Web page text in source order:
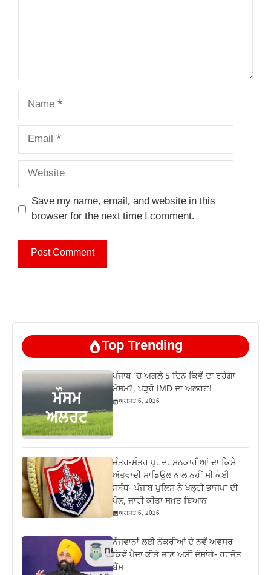
Name
Email
Website
Save my name, email, and website in this
browser for the next time I comment.
Top Trending
ਪੰਜਾਬ ‘ਚ ਅਗਲੇ 5 ਦਿਨ ਕਿਵੇਂ ਦਾ ਰਹੇਗਾ
ਮੌਸਮ?, ਪੜ੍ਹੋ IMD ਦਾ ਅਲਰਟ!
ਅਗਸਤ 6, 2026
ਜੰਤਰ-ਮੰਤਰ ਪ੍ਰਦਰਸ਼ਨਕਾਰੀਆਂ ਦਾ ਕਿਸੇ
ਅੱਤਵਾਦੀ ਮਾਡਿਊਲ ਨਾਲ ਨਹੀਂ ਸੀ ਕੋਈ
ਸਬੰਧ- ਪੰਜਾਬ ਪੁਲਿਸ ਨੇ ਖੋਲ੍ਹੀ ਭਾਜਪਾ ਦੀ
ਪੋਲ, ਜਾਰੀ ਕੀਤਾ ਸਖ਼ਤ ਬਿਆਨ
ਅਗਸਤ 6, 2026
ਨੌਜਵਾਨਾਂ ਲਈ ਨੌਕਰੀਆਂ ਦੇ ਨਵੇਂ ਅਵਸਰ
ਕਿਵੇਂ ਪੈਦਾ ਕੀਤੇ ਜਾਣ ਅਸੀਂ ਦੱਸਾਂਗੇ- ਹਰਜੋਤ
ਬੈਂਸ